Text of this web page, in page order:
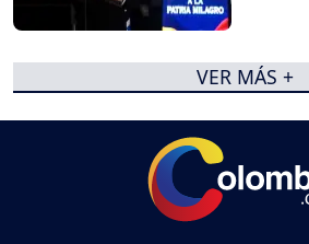
VER MÁS +